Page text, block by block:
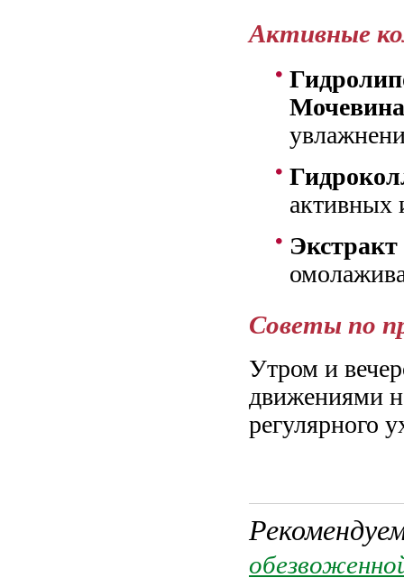
Активные
Мочевина
активных
Советы по
Утром и
движениями
регулярного